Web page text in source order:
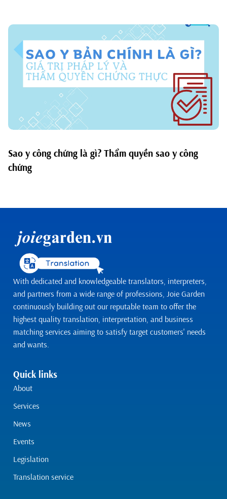
Sao y công chứng là gì? Thẩm quyền sao y công
chứng
With dedicated and knowledgeable translators, interpreters,
and partners from a wide range of professions, Joie Garden
continuously building out our reputable team to offer the
highest quality translation, interpretation, and business
matching services aiming to satisfy target customers' needs
and wants.
Quick links
About
Services
News
Events
Legislation
Translation service